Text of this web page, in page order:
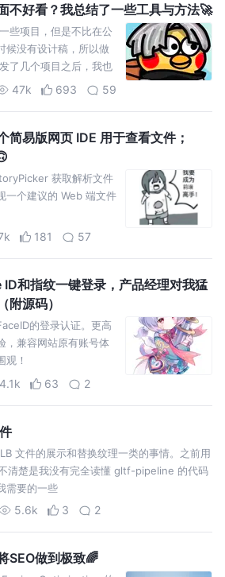
不好看？我总结了一些工具与方法🚀
些项目，但是不比在公
候没有设计稿，所以做
了几个项目之后，我也
资源或者方法，希望对
47k 693 59
简易版网页 IDE 用于查看文件；
获取解析文件
一个建议的 Web 端文件
181 57
和指纹一键登录，产品经理对我猛
附源码）
的登录认证。更高
，兼容网站原有账号体
观！
4.1k 63 2
文件的展示和替换纹理一类的事情。之前用
清楚是我没有完全读懂 gltf-pipeline 的代码
需要的一些
5.6k 3 2
SEO做到极致🌈